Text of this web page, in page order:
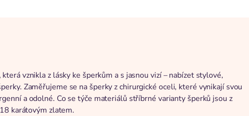
která vznikla z lásky ke šperkům a s jasnou vizí – nabízet stylové,
Zaměřujeme se na šperky z chirurgické oceli, které vynikají svou
a odolné. Co se týče materiálů stříbrné varianty šperků jsou z
karátovým zlatem.